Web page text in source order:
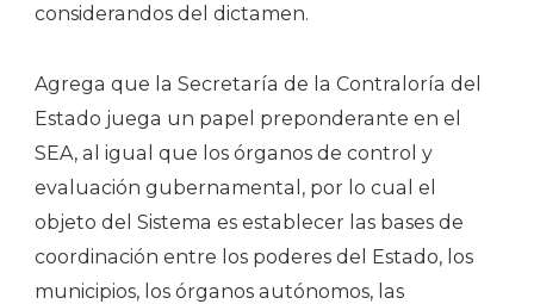
considerandos del dictamen.
Agrega que la Secretaría de la Contraloría del
Estado juega un papel preponderante en el
SEA, al igual que los órganos de control y
evaluación gubernamental, por lo cual el
objeto del Sistema es establecer las bases de
coordinación entre los poderes del Estado, los
municipios, los órganos autónomos, las